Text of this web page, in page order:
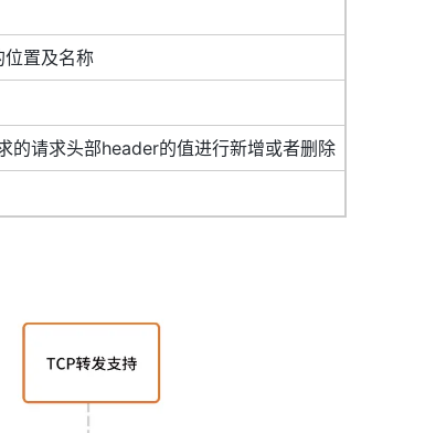
置及名称
的请求头部header的值进行新增或者删除